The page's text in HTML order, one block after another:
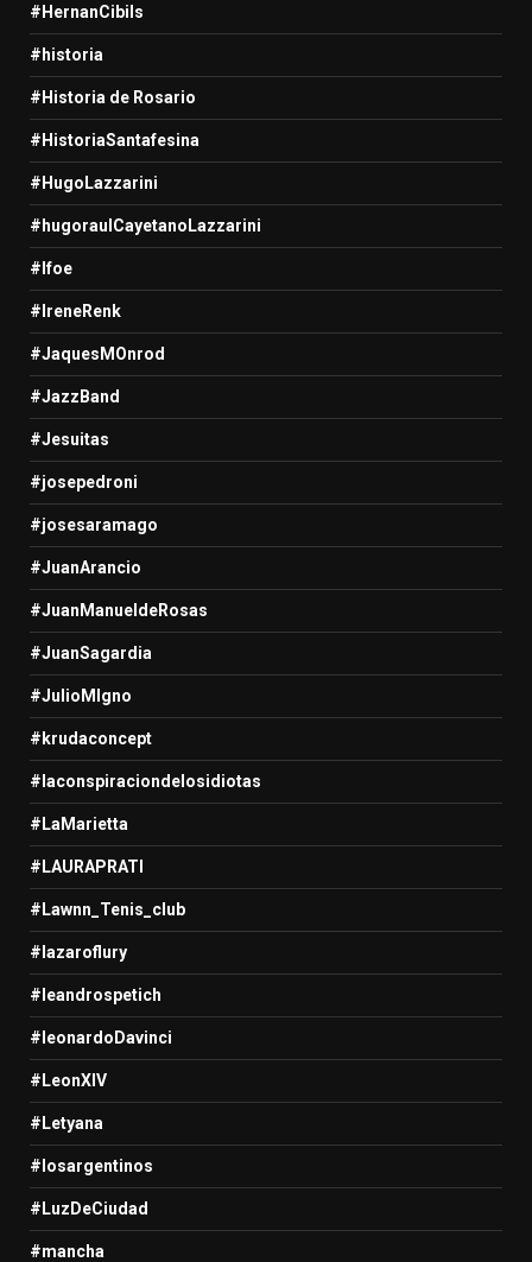
#HernanCibils
#historia
#Historia de Rosario
#HistoriaSantafesina
#HugoLazzarini
#hugoraulCayetanoLazzarini
#Ifoe
#IreneRenk
#JaquesMOnrod
#JazzBand
#Jesuitas
#josepedroni
#josesaramago
#JuanArancio
#JuanManueldeRosas
#JuanSagardia
#JulioMIgno
#krudaconcept
#laconspiraciondelosidiotas
#LaMarietta
#LAURAPRATI
#Lawnn_Tenis_club
#lazaroflury
#leandrospetich
#leonardoDavinci
#LeonXIV
#Letyana
#losargentinos
#LuzDeCiudad
#mancha